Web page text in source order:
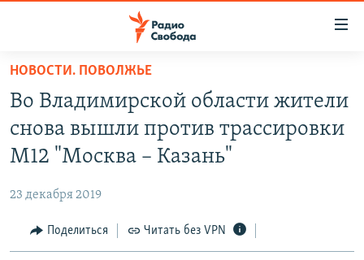
упрощенного
доступа
основному
Вернутся
ПОДКАСТЫ
АВТОРСКИЕ ПРОЕКТЫ
МНЕНИЯ
КУЛЬТУРА
НОВОСТИ. ПОВОЛЖЬЕ
Во Владимирской области жители
снова вышли против трассировки
М12 "Москва – Казань"
23 декабря 2019
Поделиться Читать без VPN